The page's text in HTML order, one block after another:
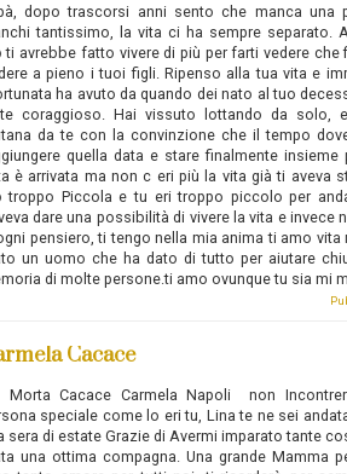
dopo trascorsi anni sento che manca una
tantissimo, la vita ci ha sempre separato.
ti avrebbe fatto vivere di più per farti vedere che
a pieno i tuoi figli. Ripenso alla tua vita e
ha avuto da quando dei nato al tuo
coraggioso. Hai vissuto lottando da solo,
da te con la convinzione che il tempo
quella data e stare finalmente insieme
è arrivata ma non c eri più la vita già ti aveva
troppo Piccola e tu eri troppo piccolo per
dare una possibilità di vivere la vita e invece
pensiero, ti tengo nella mia anima ti amo vita
un uomo che ha dato di tutto per aiutare
di molte persone.ti amo ovunque tu sia mi
Cacace
Morta Cacace Carmela Napoli non
speciale come lo eri tu, Lina te ne sei
sera di estate Grazie di Avermi imparato tante
una ottima compagna. Una grande Mamma